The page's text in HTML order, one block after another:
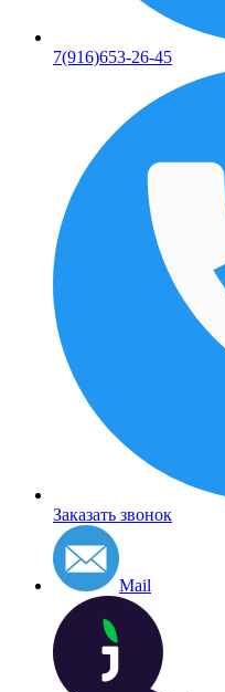
7(916)653-26-45
Заказать звонок
Mail